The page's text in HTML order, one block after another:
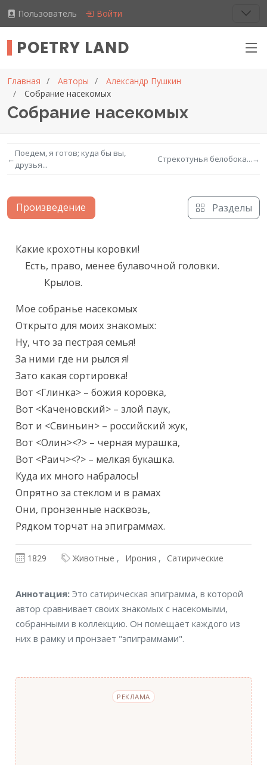
Пользователь Войти
POETRY LAND
Главная Авторы
Александр Пушкин
Собрание насекомых
Собрание насекомых
←
Поедем, я готов; куда бы вы,
друзья...
Стрекотунья белобока...→
Произведение Разделы
Текст произведения
Какие крохотны коровки!
            Крылов.
Мое собранье насекомых
Открыто для моих знакомых:
Ну, что за пестрая семья!
За ними где ни рылся я!
Зато какая сортировка!
Вот <Глинка> – божия коровка,
Вот <Каченовский> – злой паук,
Вот и <Свиньин> – российский жук,
Вот <Олин><?> – черная мурашка,
Вот <Раич><?> – мелкая букашка.
Куда их много набралось!
Опрятно за стеклом и в рамах
Они, пронзенные насквозь,
Рядком торчат на эпиграммах.
1829 Животные Ирония Сатирические
Аннотация
Аннотация:Это сатирическая эпиграмма, в которой
автор сравнивает своих знакомых с насекомыми,
собранными в коллекцию. Он помещает каждого из
них в рамку и пронзает "эпиграммами".
РЕКЛАМА